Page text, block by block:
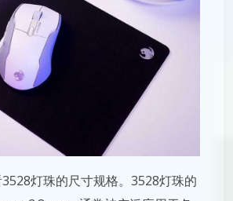
灯珠的尺寸规格。3528灯珠的